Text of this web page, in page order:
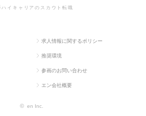
ハイキャリアのスカウト転職
求人情報に関するポリシー
推奨環境
参画のお問い合わせ
エン会社概要
© en Inc.